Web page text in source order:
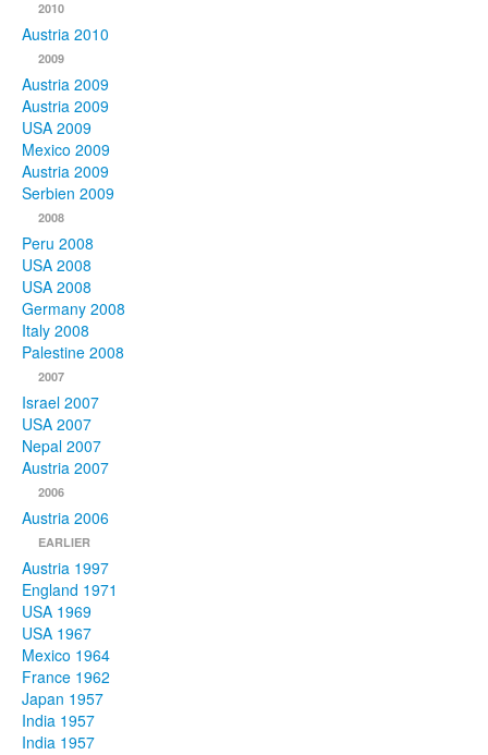
2010
Austria 2010
2009
Austria 2009
Austria 2009
USA 2009
Mexico 2009
Austria 2009
Serbien 2009
2008
Peru 2008
USA 2008
USA 2008
Germany 2008
Italy 2008
Palestine 2008
2007
Israel 2007
USA 2007
Nepal 2007
Austria 2007
2006
Austria 2006
EARLIER
Austria 1997
England 1971
USA 1969
USA 1967
Mexico 1964
France 1962
Japan 1957
India 1957
India 1957